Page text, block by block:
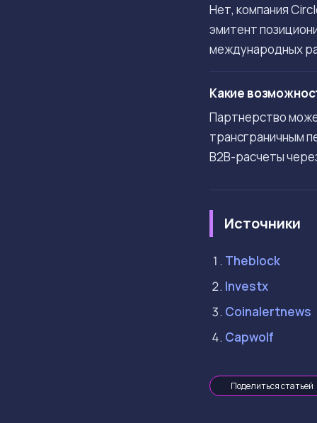
Нет, компания
эмитент
международных
Какие
Партнерство
трансграничным
B2B-расчеты
Источники
Theblock
Investx
Coinalertnews
Capwolf
Поделиться статьей